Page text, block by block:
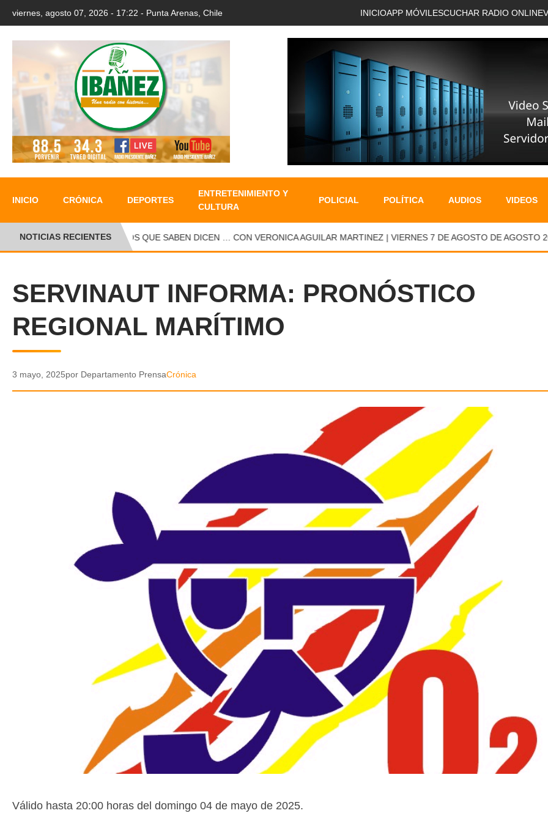
viernes, agosto 07, 2026 - 17:22 - Punta Arenas, Chile INICIOAPP MÓVIL ESCUCHAR RADIO ONLINE
INICIO CRÓNICA DEPORTES
ENTRETENIMIENTO Y
CULTURA
POLICIAL POLÍTICA AUDIOS VIDEOS
NOTICIAS RECIENTESLOS QUE SABEN DICEN … CON VERONICA AGUILAR MARTINEZ | VIERNES 7 DE AGOSTO DE AGOSTO
SERVINAUT INFORMA: PRONÓSTICO
REGIONAL MARÍTIMO
3 mayo, 2025por Departamento PrensaCrónica
Válido hasta 20:00 horas del domingo 04 de mayo de 2025.